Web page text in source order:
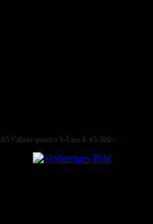
A5 Cabrio quattro S-Line € 45.500.-